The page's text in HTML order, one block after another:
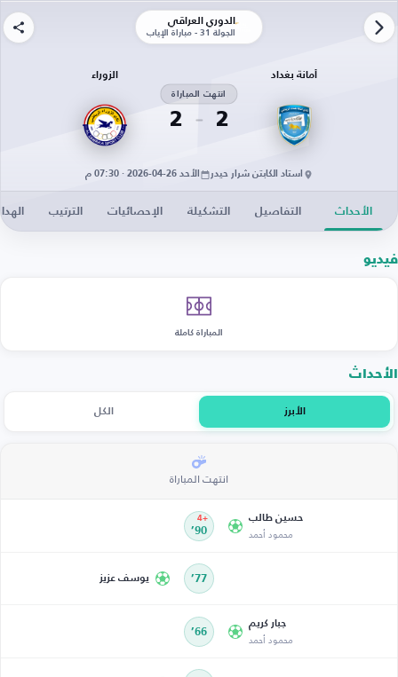
الدوري العراقي
الجولة 31 - مباراة الإياب
أمانة بغداد
2
انتهت المباراة
2
الزوراء
استاد الكابتن شرار حيدر الأحد 26-04-2026 · 07:30 م
الأحداث التفاصيل التشكيلة الإحصائيات الترتيب
فيديو
المباراة كاملة
الأحداث
الأبرز الكل
انتهت المباراة
حسين طالب
محمود أحمد 90’
+4
77’ يوسف عزيز
جبار كريم
محمود أحمد 66’